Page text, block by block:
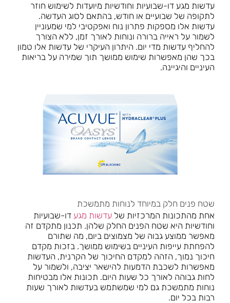
עדשות מגע דו-שבועיות וחודשיות מיועדות לשימוש חוזר
לתקופה של שבועיים או חודש, בהתאם לסוג העדשה.
עדשות אלו מספקות פתרון נוח ואפקטיבי למי שמעוניין
לשמור על ראייה ברורה ונוחות לאורך זמן, ללא הצורך
להחליף עדשות מדי יום. היתרון העיקרי של עדשות אלו טמון
בכך שהן מאפשרות שימוש ממושך תוך שמירה על בריאות
העיניים והיגיינה.
שטח פנים חלק במיוחד לנוחות מתמשכת
אחת מהתכונות המרכזיות של עדשות מגע דו-שבועיות
וחודשיות היא שטח הפנים החלק שלהן. תכנון מתקדם זה
מאפשר ממוצע גבוה של מצמוצים ביום, מה שתורם
להפחתת עייפות העיניים בשימוש ממושך. בזכות מקדם
חיכוך נמוך, הזהה למקדם החיכוך של הקרנית, העדשות
מאפשרות לשכבת הדמעות להישאר יציבה, ולשמור על
לחות גבוהה לאורך כל שעות היום. תכונות אלו מבטיחות
נוחות מתמשכת גם למי שמשתמש בעדשות לאורך שעות
רבות בכל יום.